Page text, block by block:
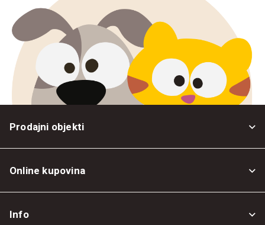
Prodajni objekti
Online kupovina
Info